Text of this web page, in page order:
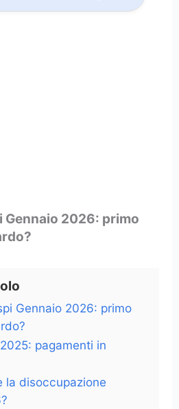
Gennaio 2026: primo
Gennaio 2026: primo
pagamenti in
la disoccupazione